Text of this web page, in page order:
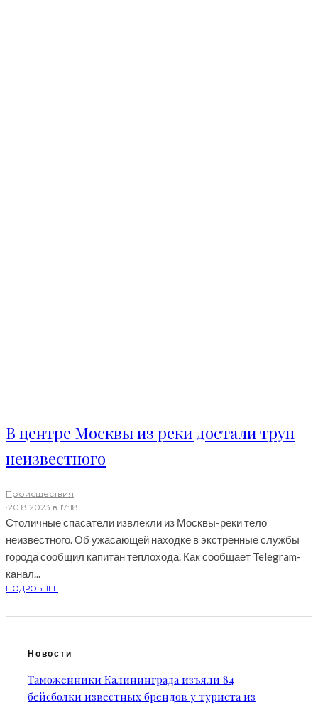
В центре Москвы из реки достали труп
неизвестного
Происшествия
·20.8.2023 в 17:18
Столичные спасатели извлекли из Москвы-реки тело
неизвестного. Об ужасающей находке в экстренные службы
города сообщил капитан теплохода. Как сообщает Telegram-
канал...
ПОДРОБНЕЕ
Новости
Таможенники Калининграда изъяли 84
бейсболки известных брендов у туриста из